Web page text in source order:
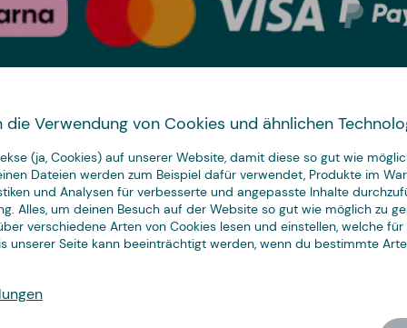
die Verwendung von Cookies und ähnlichen
(ja, Cookies) auf unserer Website, damit diese so gut wie
Dateien werden zum Beispiel dafür verwendet, Produkte im
und Analysen für verbesserte und angepasste Inhalte
Alles, um deinen Besuch auf der Website so gut wie möglich zu
verschiedene Arten von Cookies lesen und einstellen, welche
unserer Seite kann beeinträchtigt werden, wenn du bestimmte
We have
just the thing.